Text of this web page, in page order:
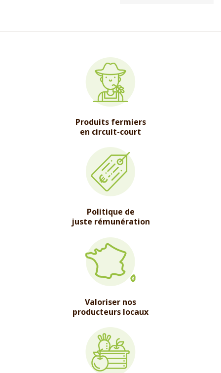
Produits fermiers
en circuit-court
Politique de
juste rémunération
Valoriser nos
producteurs locaux